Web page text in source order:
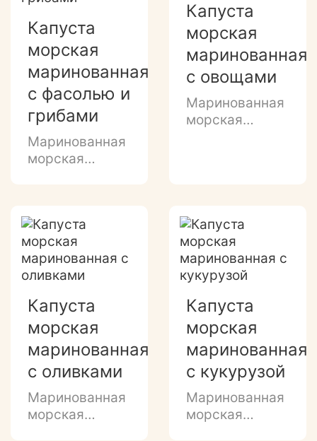
Капуста
морская
маринованная
с фасолью и
грибами
Маринованная
морская
и
шампиньонами
в
растительном
Капуста
морская
маринованная
с овощами
Маринованная
морская
растительном
масле
Капуста
морская
маринованная
с оливками
Маринованная
морская
Капуста
морская
маринованная
с кукурузой
Маринованная
морская